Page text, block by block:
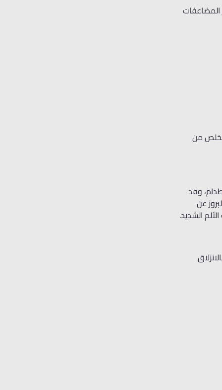
المضاعفات
من
وقد
عن
الشديد.